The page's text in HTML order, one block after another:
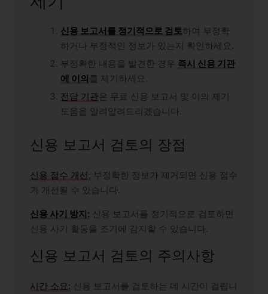
신용 보고서를 정기적으로 검토하여 부정확
하거나 부정적인 정보가 있는지 확인하세요.
부정확한 내용을 발견한 경우 즉시 신용 기관
에 이의를 제기하세요.
전담 기관은 무료 신용 보고서 및 이의 제기
도움을 알려알려드리겠습니다.
신용 보고서 검토의 장점
신용 점수 개선: 부정확한 정보가 제거되면 신용 점수
가 개선될 수 있습니다.
신용 사기 방지: 신용 보고서를 정기적으로 검토하면
신용 사기 활동을 조기에 감지할 수 있습니다.
신용 보고서 검토의 주의사항
시간 소요: 신용 보고서를 검토하는 데 시간이 걸립니